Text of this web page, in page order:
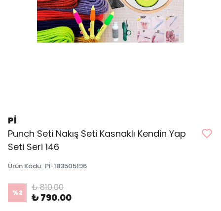
Pİ
Punch Seti Nakış Seti Kasnaklı Kendin Yap
Seti Seri 146
Ürün Kodu: Pİ-183505196
%2 ₺ 810.00
₺ 790.00